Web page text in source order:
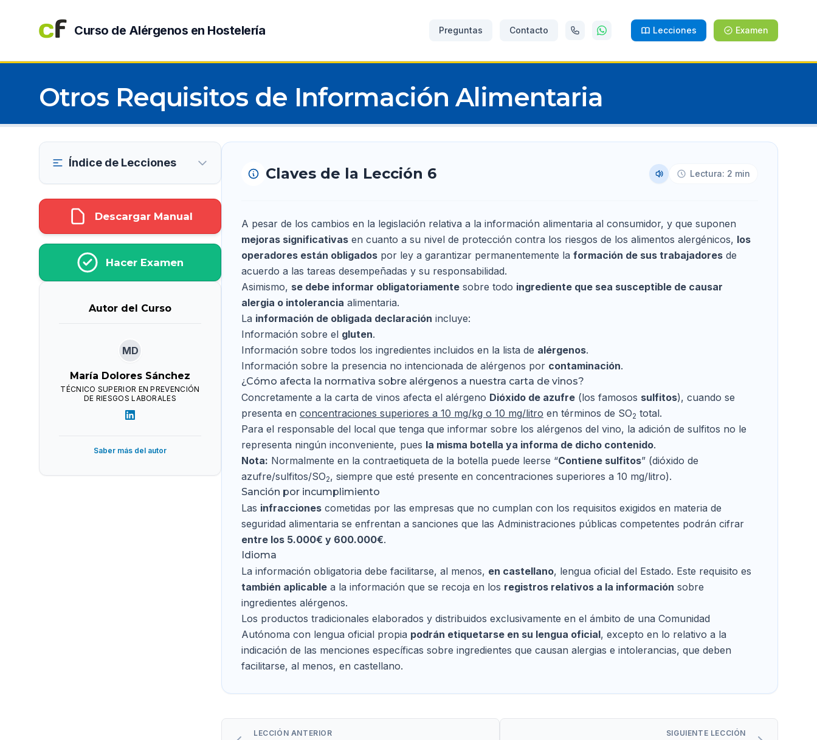
Curso de Alérgenos en Hostelería Preguntas Contacto Lecciones Examen
Otros Requisitos de Información Alimentaria
Índice de Lecciones
Descargar Manual
Hacer Examen
Autor del Curso
MD
María Dolores Sánchez
TÉCNICO SUPERIOR EN PREVENCIÓN
DE RIESGOS LABORALES
Saber más del autor
Claves de la Lección 6 Lectura: 2 min
A pesar de los cambios en la legislación relativa a la información alimentaria al consumidor, y que suponen
mejoras significativas en cuanto a su nivel de protección contra los riesgos de los alimentos alergénicos, los
operadores están obligados por ley a garantizar permanentemente la formación de sus trabajadores de
acuerdo a las tareas desempeñadas y su responsabilidad.
Asimismo, se debe informar obligatoriamente sobre todo ingrediente que sea susceptible de causar
alergia o intolerancia alimentaria.
La información de obligada declaración incluye:
Información sobre el gluten.
Información sobre todos los ingredientes incluidos en la lista de alérgenos.
Información sobre la presencia no intencionada de alérgenos por contaminación.
¿Cómo afecta la normativa sobre alérgenos a nuestra carta de vinos?
Concretamente a la carta de vinos afecta el alérgeno Dióxido de azufre (los famosos sulfitos), cuando se
presenta en concentraciones superiores a 10 mg/kg o 10 mg/litro en términos de SO2 total.
Para el responsable del local que tenga que informar sobre los alérgenos del vino, la adición de sulfitos no le
representa ningún inconveniente, pues la misma botella ya informa de dicho contenido.
Nota: Normalmente en la contraetiqueta de la botella puede leerse “Contiene sulfitos” (dióxido de
azufre/sulfitos/SO2, siempre que esté presente en concentraciones superiores a 10 mg/litro).
Sanción por incumplimiento
Las infracciones cometidas por las empresas que no cumplan con los requisitos exigidos en materia de
seguridad alimentaria se enfrentan a sanciones que las Administraciones públicas competentes podrán cifrar
entre los 5.000€ y 600.000€.
Idioma
La información obligatoria debe facilitarse, al menos, en castellano, lengua oficial del Estado. Este requisito es
también aplicable a la información que se recoja en los registros relativos a la información sobre
ingredientes alérgenos.
Los productos tradicionales elaborados y distribuidos exclusivamente en el ámbito de una Comunidad
Autónoma con lengua oficial propia podrán etiquetarse en su lengua oficial, excepto en lo relativo a la
indicación de las menciones específicas sobre ingredientes que causan alergias e intolerancias, que deben
facilitarse, al menos, en castellano.
LECCIÓN ANTERIOR SIGUIENTE LECCIÓN